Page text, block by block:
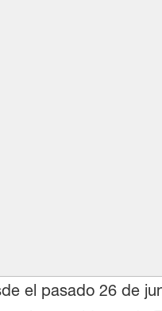
el pasado 26 de